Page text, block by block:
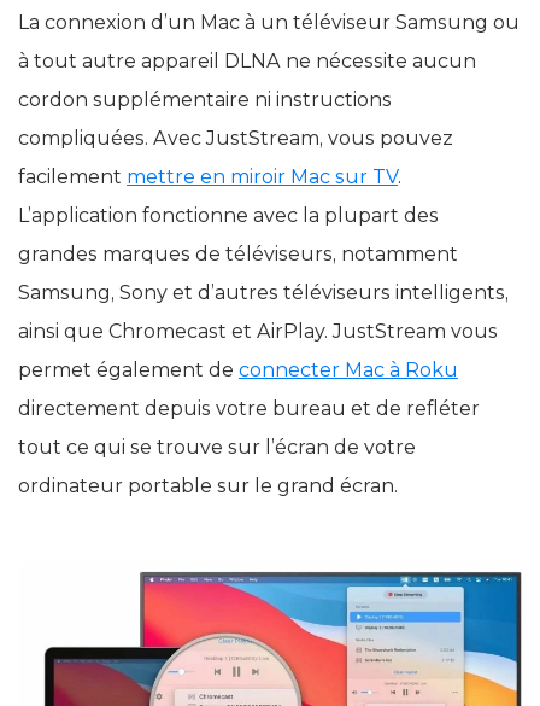
La connexion d’un Mac à un téléviseur Samsung ou
à tout autre appareil DLNA ne nécessite aucun
cordon supplémentaire ni instructions
compliquées. Avec JustStream, vous pouvez
facilement mettre en miroir Mac sur TV.
L’application fonctionne avec la plupart des
grandes marques de téléviseurs, notamment
Samsung, Sony et d’autres téléviseurs intelligents,
ainsi que Chromecast et AirPlay. JustStream vous
permet également de connecter Mac à Roku
directement depuis votre bureau et de refléter
tout ce qui se trouve sur l’écran de votre
ordinateur portable sur le grand écran.